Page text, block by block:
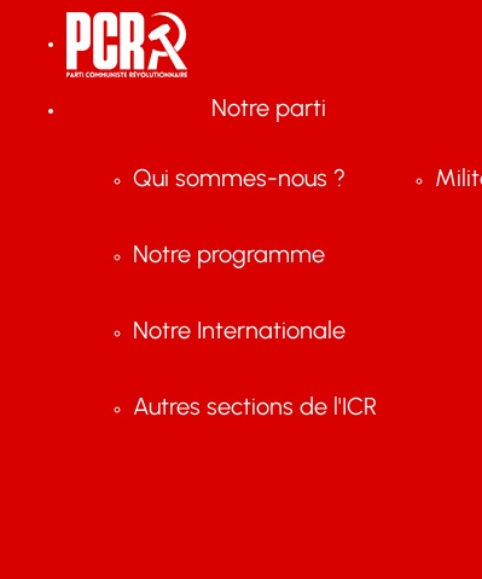
Notre parti
Qui sommes-nous ?
Notre programme
Notre Internationale
Autres sections de l'ICR